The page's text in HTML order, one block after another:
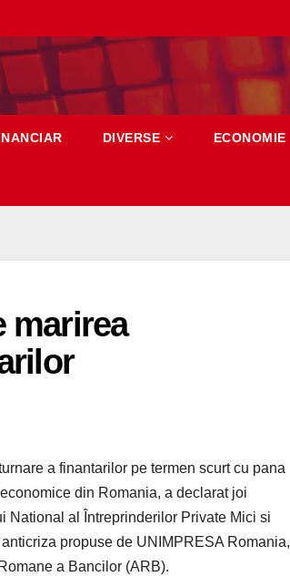
DIVERSE ECONOMIE
marirea
a finantarilor pe termen scurt cu pana
din Romania, a declarat joi
National al Întreprinderilor Private Mici si
propuse de UNIMPRESA Romania,
a Bancilor (ARB).